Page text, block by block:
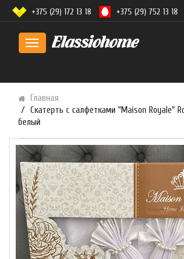
Toggle
+375 (29) 172 13 18 +375 (29) 752 13 18
Главная
Скатерть с салфетками "Maison Royale"
белый